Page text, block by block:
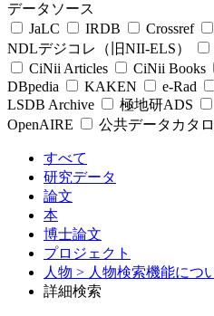
データソース
JaLC
IRDB Crossref
NDLデジコレ（旧NII-ELS）
CiNii Articles
CiNii Books
DBpedia
KAKEN e-Rad
LSDB Archive
極地研ADS
OpenAIRE
公共データカタ
すべて
研究データ
論文
本
博士論文
プロジェクト
人物 > 人物検索機能につ
詳細検索